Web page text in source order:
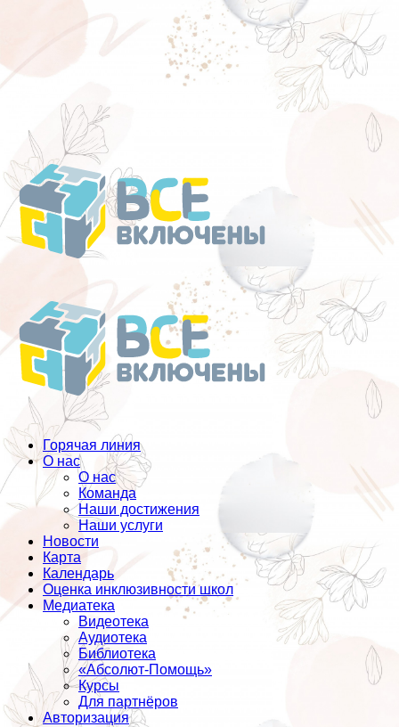
Перейти
к
содержанию
Горячая линия
О нас
О нас
Команда
Наши достижения
Наши услуги
Новости
Карта
Календарь
Оценка инклюзивности школ
Медиатека
Видеотека
Аудиотека
Библиотека
«Абсолют-Помощь»
Курсы
Для партнёров
Авторизация